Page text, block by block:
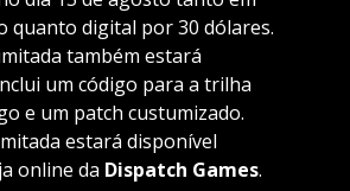
quanto digital por 30 dólares.
também estará
um código para a trilha
e um patch custumizado.
estará disponível
online da Dispatch Games.